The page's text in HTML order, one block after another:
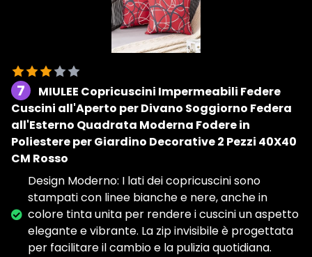
7
MIULEE Copricuscini Impermeabili Federe
Cuscini all'Aperto per Divano Soggiorno Federa
all'Esterno Quadrata Moderna Fodere in
Poliestere per Giardino Decorative 2 Pezzi 40X40
CM Rosso
Design Moderno: I lati dei copricuscini sono
stampati con linee bianche e nere, anche in
colore tinta unita per rendere i cuscini un aspetto
elegante e vibrante. La zip invisibile è progettata
per facilitare il cambio e la pulizia quotidiana.